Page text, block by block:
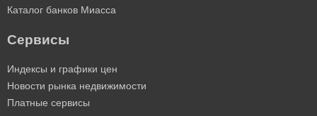
Каталог банков Миасса
Сервисы
Индексы и графики цен
Новости рынка недвижимости
Платные сервисы